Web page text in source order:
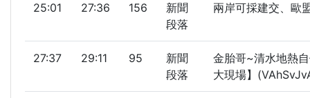
25:01 27:36 156
新聞
段落
兩岸可採建交、歐
27:37 29:11 95
新聞
段落
金胎哥~清水地熱
大現場】